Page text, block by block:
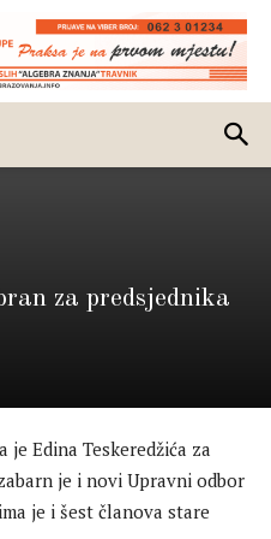
za predsjednika
Edina Teskeredžića za
je i novi Upravni odbor
je i šest članova stare